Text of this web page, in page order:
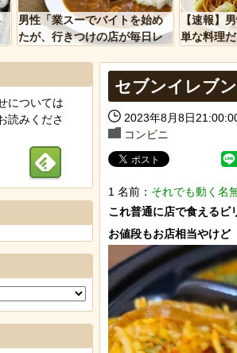
「アメリカのヤン
「あなたはアメリ
ヒーローのサバ
【中国】パトカー
男性「業スーでバイトを始め
たが、行きつけの店が毎日レ
【速報】
単な料理
セブンイレブ
2023年8月8日
コンビニ
1 名前： それでも動く名
これ普通に店で食えるビ
については
読みくださ